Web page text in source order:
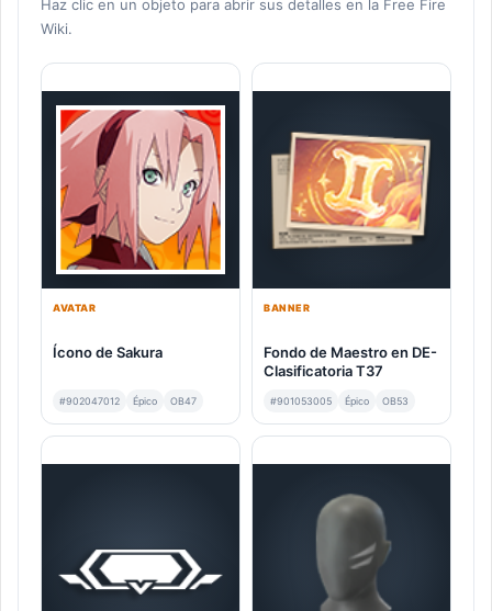
Haz clic en un objeto para abrir sus detalles en la Free Fire
Wiki.
AVATAR
Ícono de Sakura
#902047012 Épico OB47
BANNER
Fondo de Maestro en DE-
Clasificatoria T37
#901053005 Épico OB53